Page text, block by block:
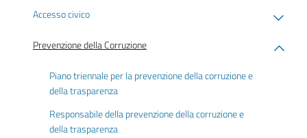
Accesso civico
Prevenzione della Corruzione
Piano triennale per la prevenzione della corruzione e
della trasparenza
Responsabile della prevenzione della corruzione e
della trasparenza